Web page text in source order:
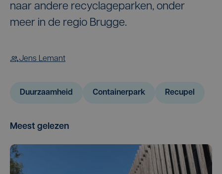
naar andere recyclageparken, onder
meer in de regio Brugge.
Jens Lemant
Duurzaamheid Containerpark Recupel
Meest gelezen